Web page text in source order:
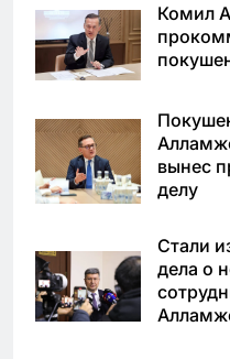
Комил
вынес
делу
Стали
дела о